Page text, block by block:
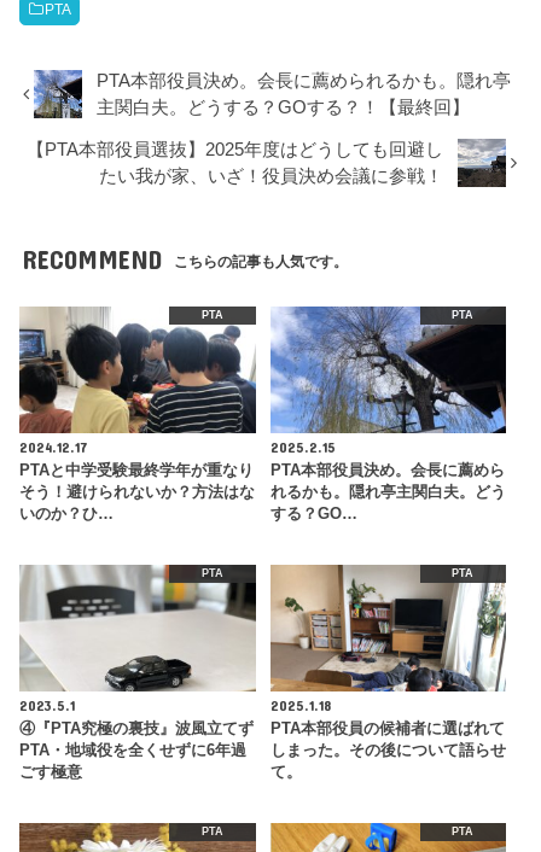
PTA
PTA本部役員決め。会長に薦められるかも。隠れ亭
主関白夫。どうする？GOする？！【最終回】
【PTA本部役員選抜】2025年度はどうしても回避し
たい我が家、いざ！役員決め会議に参戦！
RECOMMEND こちらの記事も人気です。
PTA
2024.12.17
PTAと中学受験最終学年が重なり
そう！避けられないか？方法はな
いのか？ひ…
PTA
2025.2.15
PTA本部役員決め。会長に薦めら
れるかも。隠れ亭主関白夫。どう
する？GO…
PTA
2023.5.1
④『PTA究極の裏技』波風立てず
PTA・地域役を全くせずに6年過
ごす極意
PTA
2025.1.18
PTA本部役員の候補者に選ばれて
しまった。その後について語らせ
て。
PTA PTA